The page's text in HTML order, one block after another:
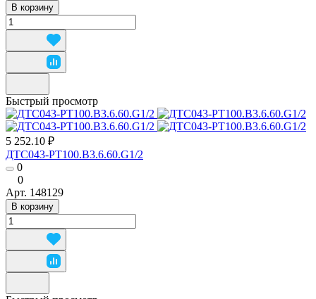
В корзину
Быстрый просмотр
5 252.10 ₽
ДТС043-РТ100.В3.6.60.G1/2
0
0
Арт. 148129
В корзину